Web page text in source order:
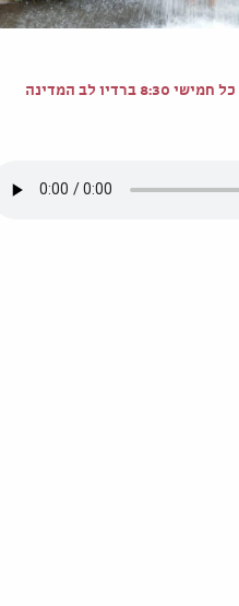
הפינה של אורית בלוך כל חמישי 8:30 ברדיו לב המדינה